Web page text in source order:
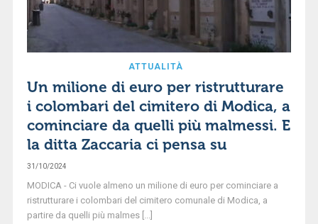
ATTUALITÀ
Un milione di euro per ristrutturare
i colombari del cimitero di Modica, a
cominciare da quelli più malmessi. E
la ditta Zaccaria ci pensa su
31/10/2024
MODICA - Ci vuole almeno un milione di euro per cominciare a
ristrutturare i colombari del cimitero comunale di Modica, a
partire da quelli più malmes [...]